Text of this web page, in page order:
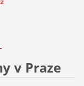
v Praze